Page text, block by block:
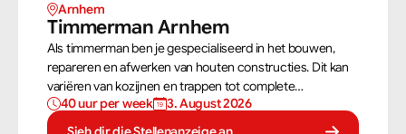
Arnhem
Timmerman Arnhem
Als timmerman ben je gespecialiseerd in het bouwen,
repareren en afwerken van houten constructies. Dit kan
variëren van kozijnen en trappen tot complete
dakconstructies en gevels. Aan de hand van
bouwtekeningen zorg jij ervoor dat een constructie zowel
40 uur per week
3. August 2026